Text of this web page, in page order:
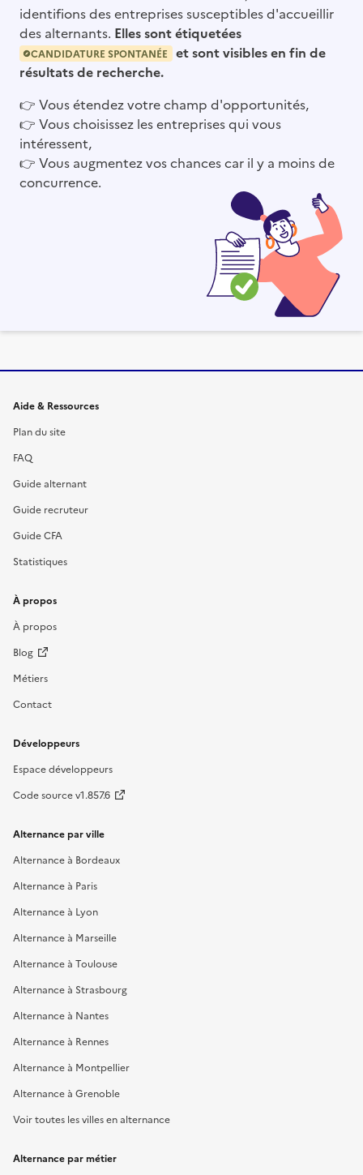
identifions des entreprises susceptibles d'accueillir
des alternants. Elles sont étiquetées
CANDIDATURE SPONTANÉE
et sont visibles en fin de
résultats de recherche.
👉 Vous étendez votre champ d'opportunités,
👉 Vous choisissez les entreprises qui vous
intéressent,
👉 Vous augmentez vos chances car il y a moins de
concurrence.
Informations et liens du site
Aide & Ressources
Plan du site
FAQ
Guide alternant
Guide recruteur
Guide CFA
Statistiques
À propos
À propos
Blog
Métiers
Contact
Développeurs
Espace développeurs
Code source v1.857.6
Alternance par ville
Alternance à Bordeaux
Alternance à Paris
Alternance à Lyon
Alternance à Marseille
Alternance à Toulouse
Alternance à Strasbourg
Alternance à Nantes
Alternance à Rennes
Alternance à Montpellier
Alternance à Grenoble
Voir toutes les villes en alternance
Alternance par métier